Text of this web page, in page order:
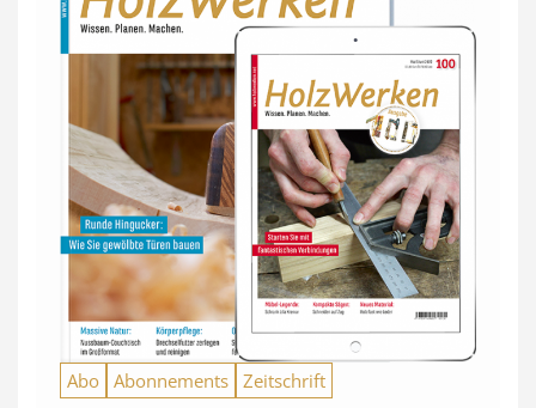
Abo Abonnements Zeitschrift